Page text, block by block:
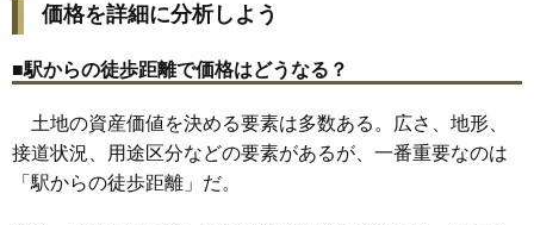
31 八橋南 19万円
33 川尻みよし町 19万円 1,120万円 10.3%
34 桜 19万円 1,411万円 35.5%
35 手形 19万円 1,228万円 6.6%
36 卸町
価格を詳細に分析しよう
■駅からの徒歩距離で価格はどうなる？
土地の資産価値を決める要素は多数ある。広さ、地形、
接道状況、用途区分などの要素があるが、一番重要なのは
「駅からの徒歩距離」だ。